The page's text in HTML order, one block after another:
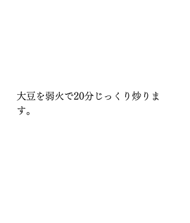
大豆を弱火で20分じっくり炒りま
す。